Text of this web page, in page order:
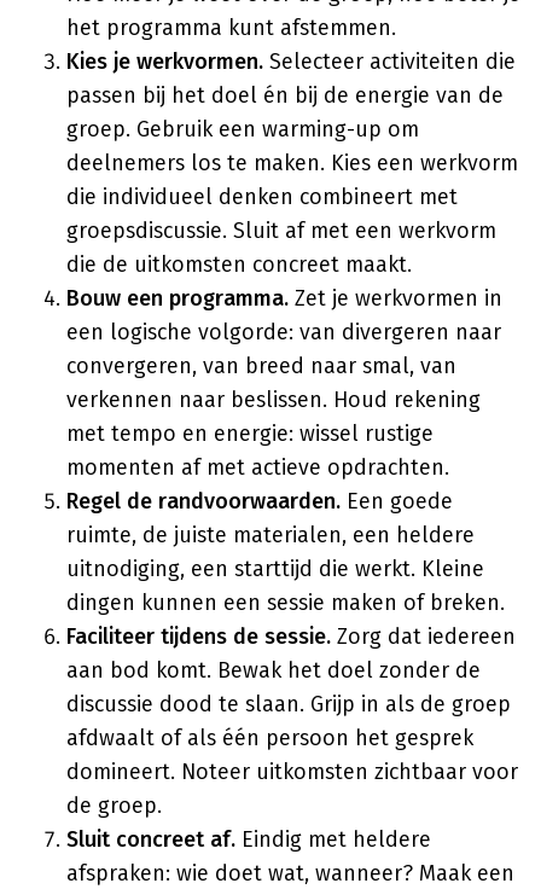
het programma kunt afstemmen.
Kies je werkvormen. Selecteer activiteiten die
passen bij het doel én bij de energie van de
groep. Gebruik een warming-up om
deelnemers los te maken. Kies een werkvorm
die individueel denken combineert met
groepsdiscussie. Sluit af met een werkvorm
die de uitkomsten concreet maakt.
Bouw een programma. Zet je werkvormen in
een logische volgorde: van divergeren naar
convergeren, van breed naar smal, van
verkennen naar beslissen. Houd rekening
met tempo en energie: wissel rustige
momenten af met actieve opdrachten.
Regel de randvoorwaarden. Een goede
ruimte, de juiste materialen, een heldere
uitnodiging, een starttijd die werkt. Kleine
dingen kunnen een sessie maken of breken.
Faciliteer tijdens de sessie. Zorg dat iedereen
aan bod komt. Bewak het doel zonder de
discussie dood te slaan. Grijp in als de groep
afdwaalt of als één persoon het gesprek
domineert. Noteer uitkomsten zichtbaar voor
de groep.
Sluit concreet af. Eindig met heldere
afspraken: wie doet wat, wanneer? Maak een